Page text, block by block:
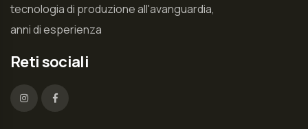
tecnologia di produzione all'avanguardia,
anni di esperienza
Reti sociali